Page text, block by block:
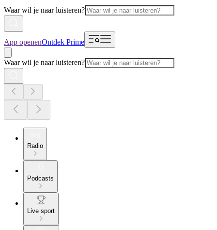
Waar wil je naar luisteren?
App openenOntdek Prime
Waar wil je naar luisteren?
Radio
Podcasts
Live sport